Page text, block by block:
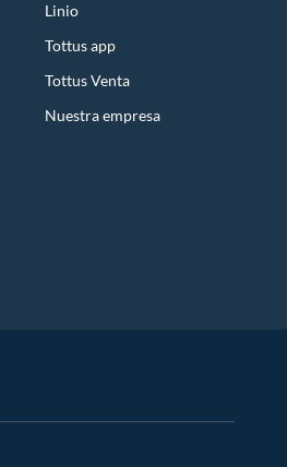
Linio
Tottus app
Tottus Venta
Nuestra empresa